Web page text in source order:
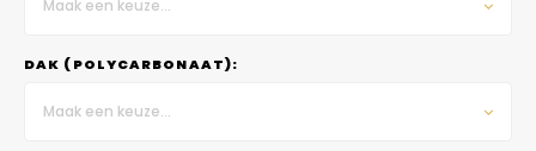
Maak een keuze...
DAK (POLYCARBONAAT):
Maak een keuze...